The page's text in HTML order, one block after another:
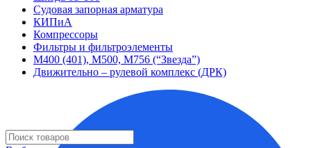
Судовая запорная арматура
КИПиА
Компрессоры
Фильтры и фильтроэлементы
М400 (401), М500, М756 (“Звезда”)
Движительно – рулевой комплекс (ДРК)